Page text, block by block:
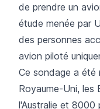
de prendre un
étude menée par
des personnes
avion piloté
Ce sondage a été
Royaume-Uni, les
l'Australie et 8000